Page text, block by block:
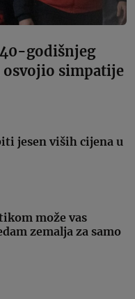
godišnjeg
osvojio simpatije
jesen viših cijena u
može vas
zemalja za samo